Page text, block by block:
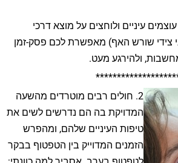
עיניים ולוחצים על מוצא דרכי
צידי שורש האף) מאפשרת לכם פסק-זמן
ולהירגע מעט.
2. חולים רבים מוטרדים מהשעה
המדויקת בה הם נדרשים לשים את
טיפות העיניים שלהם, ומהפרש
הזמנים המדוייק בין הטפטוף בבקר